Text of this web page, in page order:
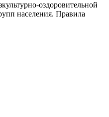
оздоровительной
населения. Правила